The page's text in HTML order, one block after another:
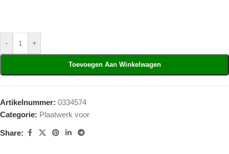
- +
Toevoegen Aan Winkelwagen
Artikelnummer: 0334574
Categorie: Plaatwerk voor
Share: